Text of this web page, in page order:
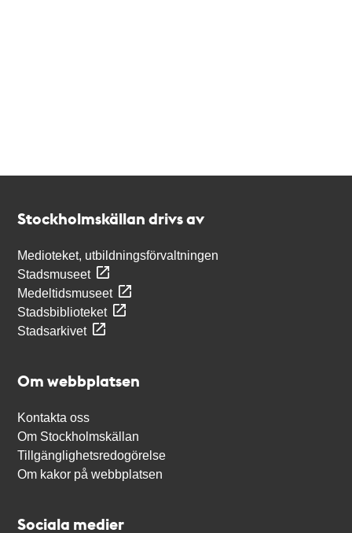
Stockholmskällan drivs av
Medioteket, utbildningsförvaltningen
Stadsmuseet
Medeltidsmuseet
Stadsbiblioteket
Stadsarkivet
Om webbplatsen
Kontakta oss
Om Stockholmskällan
Tillgänglighetsredogörelse
Om kakor på webbplatsen
Sociala medier